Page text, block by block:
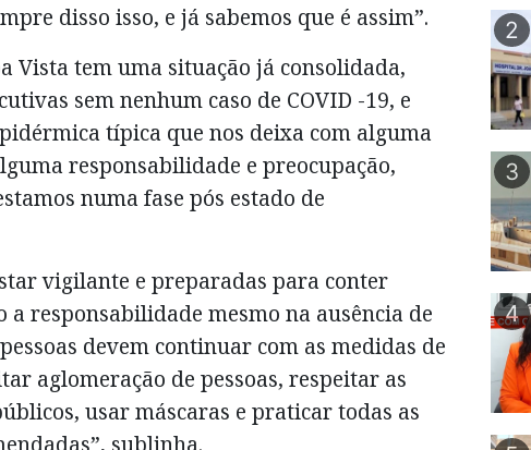
disso isso, e já sabemos que é assim”.
Vista tem uma situação já consolidada,
sem nenhum caso de COVID -19, e
típica que nos deixa com alguma
responsabilidade e preocupação,
numa fase pós estado de
vigilante e preparadas para conter
responsabilidade mesmo na ausência de
devem continuar com as medidas de
aglomeração de pessoas, respeitar as
usar máscaras e praticar todas as
sublinha.
2
3
4